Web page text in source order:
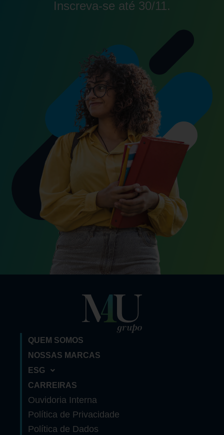
Inscreva-se até 30/11.
QUEM SOMOS
NOSSAS MARCAS
ESG
CARREIRAS
Ouvidoria Interna
Política de Privacidade
Política de Dados